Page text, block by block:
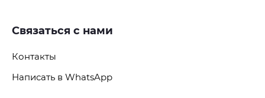
Связаться с нами
Контакты
Написать в WhatsApp